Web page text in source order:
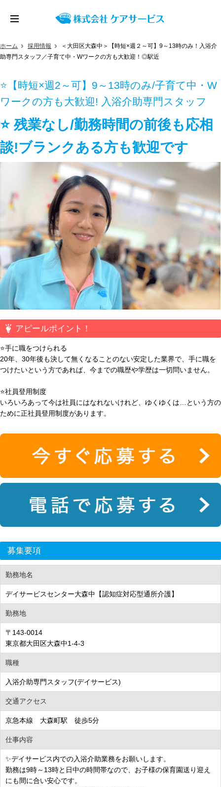
ホーム 採用情報
＜大田区大森中＞【時短×週２～可】9～13時のみ！入浴介
助専門スタッフ／子育て中・Wワークの方も大歓迎！◎駅近
⭐【時短×週2～可】9～13時のみ/子育て中・W
ワークの方も大歓迎! 入浴介助専門スタッフ
⭐ 残業なし/勤務時間の前後も応相
談!ブランクある方も歓迎です
アピールポイント！
⭐手に職をつけられる
20年、30年後も決して無くなることのない安定した業界で、手に職を
つけたいという方であれば、今までの職歴や学歴は一切問いません。
⭐社員登用制度
いろいろあって今は社員にはなれないけれど、ゆくゆくは…という方の
ために正社員登用制度があります。
募集要項
勤務地名
デイサービスセンター大森中【認知症対応型通所介護】
勤務地
〒143-0014
東京都大田区大森中1-4-3
職種
入浴介助専門スタッフ(デイサービス)
交通アクセス
京急本線 大森町駅 徒歩5分
仕事内容
✨デイサービス内での入浴介助業務をお願いします。
勤務は9時～13時と日中の時間帯なので、お子様の保育園送り迎え
にも間に合い安心です。